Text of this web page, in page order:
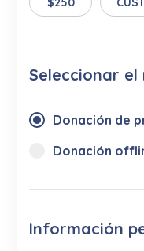
Seleccionar
Donación de
Donación
Información